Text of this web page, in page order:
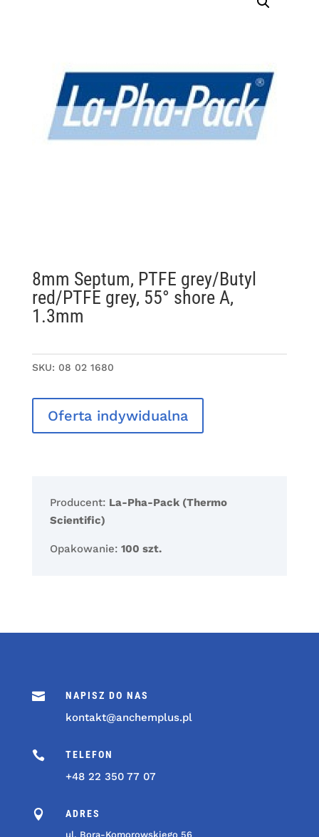
8mm Septum, PTFE grey/Butyl
red/PTFE grey, 55° shore A,
1.3mm
SKU: 08 02 1680
Oferta indywidualna
Producent: La-Pha-Pack (Thermo
Scientific)
Opakowanie: 100 szt.
 NAPISZ DO NAS
kontakt@anchemplus.pl
 TELEFON
+48 22 350 77 07
 ADRES
ul. Bora-Komorowskiego 56